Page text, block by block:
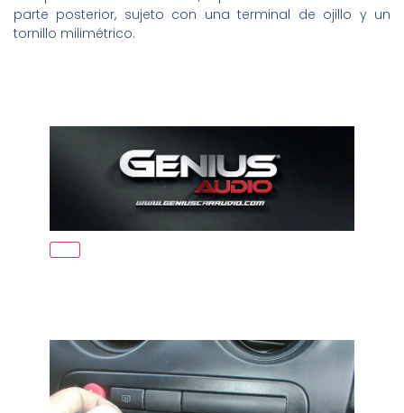
parte posterior, sujeto con una terminal de ojillo y un
tornillo milimétrico.